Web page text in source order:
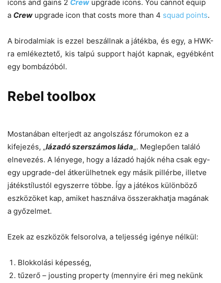
icons and gains 2 Crew upgrade icons. You cannot equip
a Crew upgrade icon that costs more than 4 squad points.
A birodalmiak is ezzel beszállnak a játékba, és egy, a HWK-
ra emlékeztető, kis talpú support hajót kapnak, egyébként
egy bombázóból.
Rebel toolbox
Mostanában elterjedt az angolszász fórumokon ez a
kifejezés, „lázadó szerszámos láda„. Meglepően találó
elnevezés. A lényege, hogy a lázadó hajók néha csak egy-
egy upgrade-del átkerülhetnek egy másik pillérbe, illetve
játékstílustól egyszerre többe. Így a játékos különböző
eszközöket kap, amiket használva összerakhatja magának
a győzelmet.
Ezek az eszközök felsorolva, a teljesség igénye nélkül:
Blokkolási képesség,
tűzerő – jousting property (mennyire éri meg nekünk